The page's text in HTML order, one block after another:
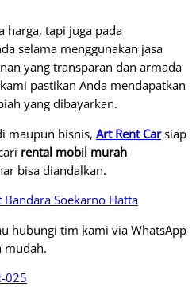
harga, tapi juga pada
selama menggunakan jasa
yang transparan dan armada
pastikan Anda mendapatkan
yang dibayarkan.
maupun bisnis, Art Rent Carsiap
rental mobil murah
bisa diandalkan.
Bandara Soekarno Hatta
hubungi tim kami via WhatsApp
mudah.
025